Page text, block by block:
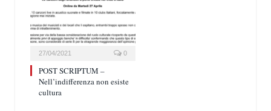
27/04/2021 0
POST SCRIPTUM –
Nell’indifferenza non esiste
cultura